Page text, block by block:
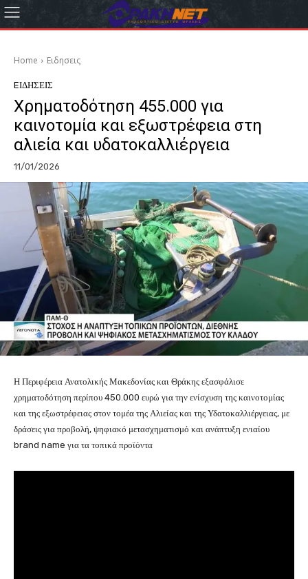
Home Eιδησεις
EΙΔΗΣΕΙΣ
Χρηματοδότηση 455.000 για
καινοτομία και εξωστρέφεια στη
αλιεία και υδατοκαλλιέργεια
11/01/2026
Η Περιφέρεια Ανατολικής Μακεδονίας και Θράκης εξασφάλισε
χρηματοδότηση περίπου 450.000 ευρώ για την ενίσχυση της καινοτομίας
και της εξωστρέφειας στον τομέα της Αλιείας και της Υδατοκαλλιέργειας, με
δράσεις για προβολή, ψηφιακό μετασχηματισμό και ανάπτυξη ενιαίου
brand name για τα τοπικά προϊόντα